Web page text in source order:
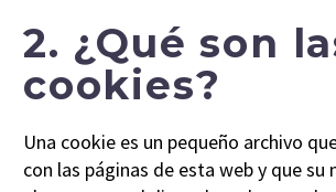
2. ¿Qué son
cookies?
Una cookie es un pequeño archivo
con las páginas de esta web y que su